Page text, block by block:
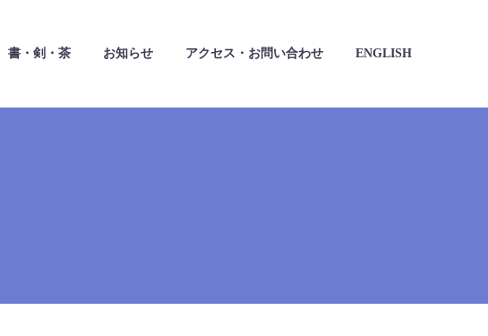
書・剣・茶 お知らせ アクセス・お問い合わせ ENGLISH